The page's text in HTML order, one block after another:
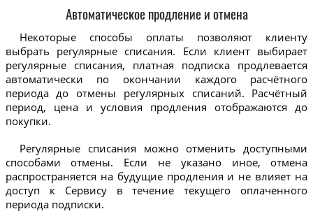
Автоматическое продление и отмена
Некоторые способы оплаты позволяют клиенту
выбрать регулярные списания. Если клиент выбирает
регулярные списания, платная подписка продлевается
автоматически по окончании каждого расчётного
периода до отмены регулярных списаний. Расчётный
период, цена и условия продления отображаются до
покупки.
Регулярные списания можно отменить доступными
способами отмены. Если не указано иное, отмена
распространяется на будущие продления и не влияет на
доступ к Сервису в течение текущего оплаченного
периода подписки.